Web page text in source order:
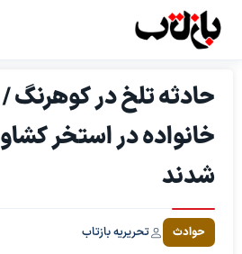
خانواده در استخر
شدند
حوادث تحریریه بازتاب